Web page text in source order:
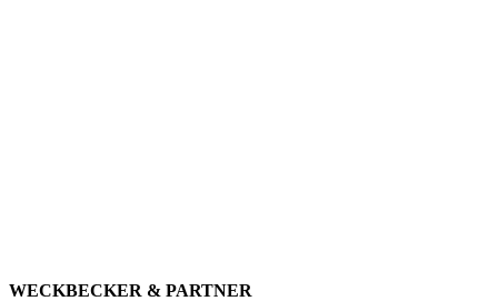
WECKBECKER & PARTNER